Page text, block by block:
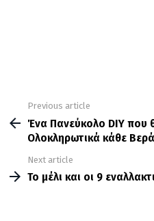
more
Previous article
Ένα Πανεύκολο DIY
Ολοκληρωτικά κάθε
Next article
Το μέλι και οι 9